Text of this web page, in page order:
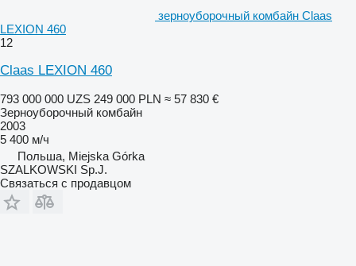
зерноуборочный комбайн Claas
LEXION 460
12
Claas LEXION 460
793 000 000 UZS 249 000 PLN ≈ 57 830 €
Зерноуборочный комбайн
2003
5 400 м/ч
Польша, Miejska Górka
SZALKOWSKI Sp.J.
Связаться с продавцом